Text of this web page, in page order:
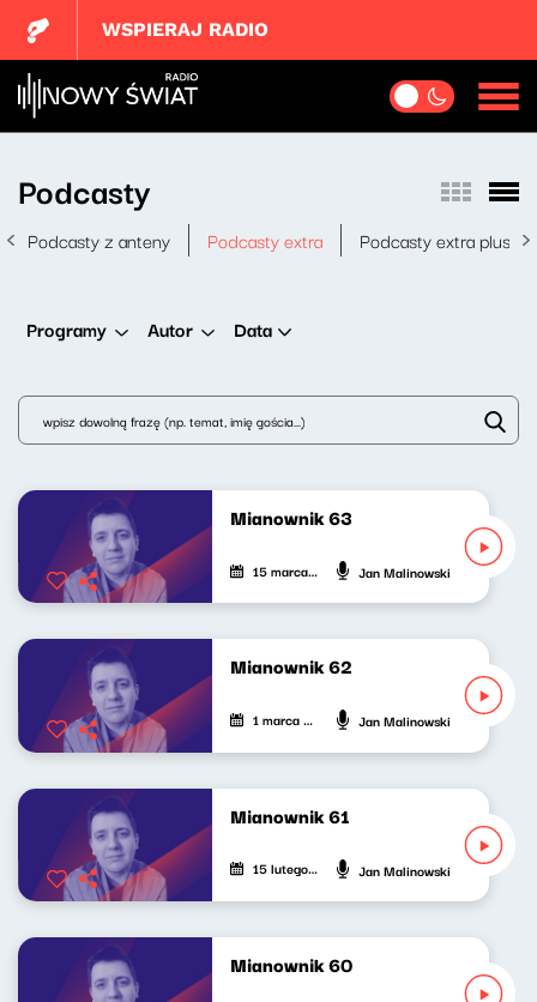
WSPIERAJ RADIO
Podcasty
Podcasty z anteny Podcasty extra Podcasty extra plus
Programy Autor Data
Mianownik 63
15 marca 2025 Jan Malinowski
Mianownik 62
1 marca 2025 Jan Malinowski
Mianownik 61
15 lutego 2025 Jan Malinowski
Mianownik 60